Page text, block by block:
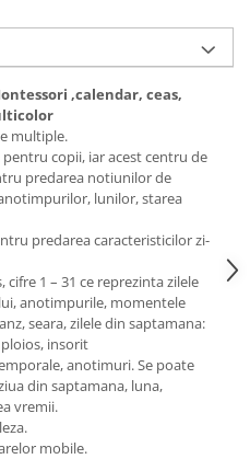
,calendar, ceas,
multiple.
copii, iar acest centru de
predarea notiunilor de
lunilor, starea
predarea caracteristicilor zi-
1 – 31 ce reprezinta zilele
anotimpurile, momentele
seara, zilele din saptamana:
insorit
anotimuri. Se poate
din saptamana, luna,
vremii.
mobile.